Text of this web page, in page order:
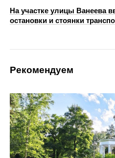
На участке улицы Ванеева
остановки и стоянки
Рекомендуем